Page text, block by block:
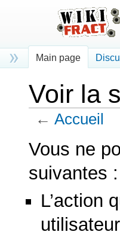
Voir la
← Accueil
Vous ne
suivantes :
L’action
Main page